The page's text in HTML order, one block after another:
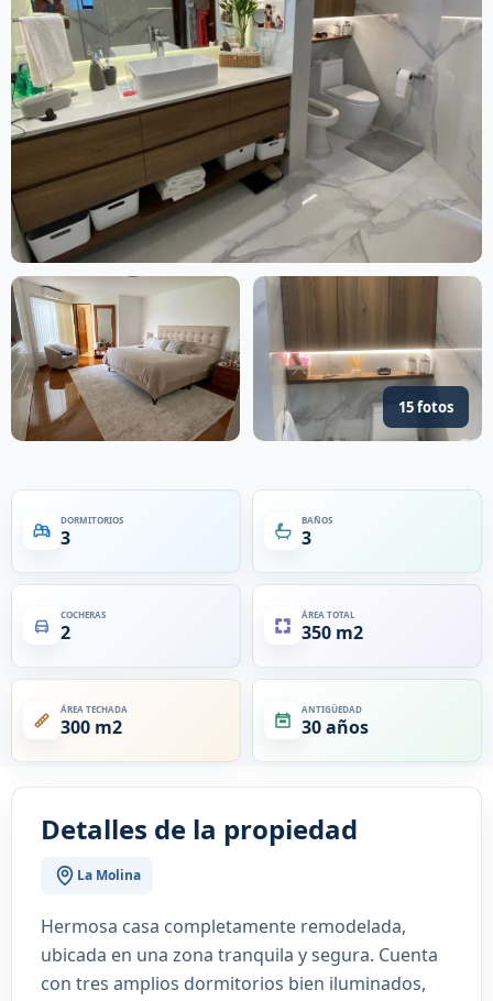
15 fotos
DORMITORIOS
3
BAÑOS
3
COCHERAS
2
ÁREA TOTAL
350 m2
ÁREA TECHADA
300 m2
ANTIGÜEDAD
30 años
Detalles de la propiedad
La Molina
Hermosa casa completamente remodelada,
ubicada en una zona tranquila y segura. Cuenta
con tres amplios dormitorios bien iluminados,